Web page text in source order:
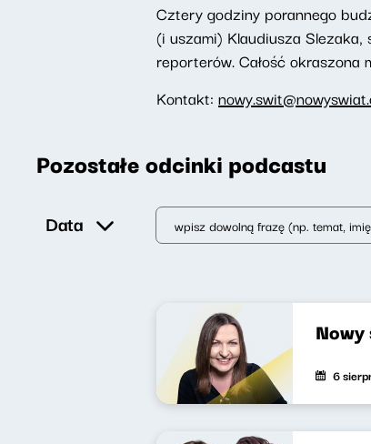
Cztery godziny porannego
(i uszami) Klaudiusza
reporterów. Całość
Kontakt:
Pozostałe odcinki podcastu
Data
6